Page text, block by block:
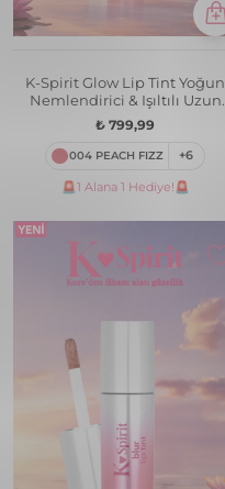
K-Spirit Glow Lip Tint Yoğun
Nemlendirici & Işıltılı Uzun
Süre Kalıcı Dudak Tint'i
₺ 799,99
004 PEACH FIZZ +6
🚨1 Alana 1 Hediye!🚨